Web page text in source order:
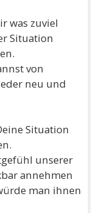
was zuviel
Situation
von
neu und
Situation
unserer
annehmen
man ihnen